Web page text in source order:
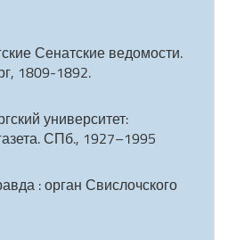
Сенатские ведомости.
1809-1892.
университет:
СПб., 1927–1995
: орган Свислочского